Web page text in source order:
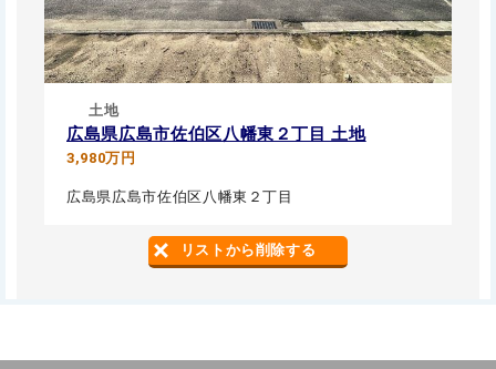
土地
広島県広島市佐伯区八幡東２丁目 土地
3,980万円
広島県広島市佐伯区八幡東２丁目
リストから削除する